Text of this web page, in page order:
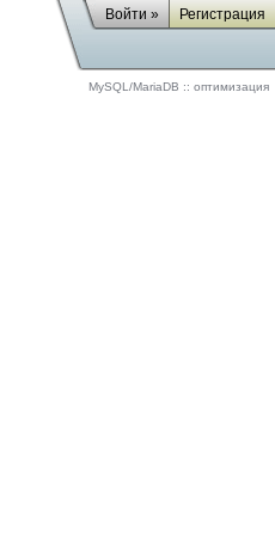
Войти » Регистрация
MySQL/MariaDB :: оптимизация